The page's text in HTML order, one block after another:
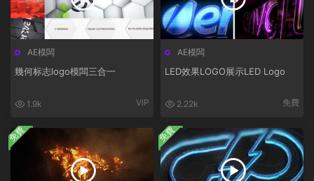
AE模闆
幾何标志logo模闆三合一
1.9k VIP
AE模闆
LED效果LOGO展示LED Logo
2.22k 免費
免費 免費